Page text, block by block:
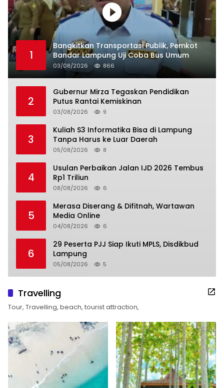
1
Bangkitkan Transportasi Publik, Pemkot
Bandar Lampung Uji Coba Bus Umum
03/08/2026 866
2
Gubernur Mirza Tegaskan Pendidikan
Putus Rantai Kemiskinan
03/08/2026 9
3
Kuliah S3 Informatika Bisa di Lampung
Tanpa Harus ke Luar Daerah
05/08/2026 8
4
Usulan Perbaikan Jalan IJD 2026 Tembus
Rp1 Triliun
08/08/2026 6
5
Merasa Diserang & Difitnah, Wartawan
Media Online
04/08/2026 6
6
29 Peserta PJJ Siap Ikuti MPLS, Disdikbud
Lampung
05/08/2026 5
Travelling
Tour, Travelling, beach, tourist attraction,